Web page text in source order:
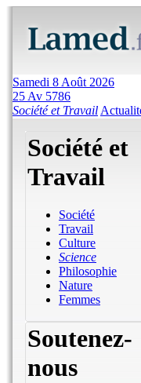
Samedi 8 Août 2026
25 Av 5786
Société et Travail
Société et
Travail
Société
Travail
Culture
Science
Philosophie
Nature
Femmes
Soutenez-
nous